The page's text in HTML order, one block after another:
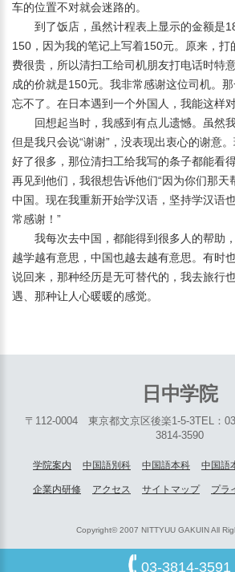
车的位置不对就会迷路的。
到了饭店，虽然计程表上显示的金额是
150，因为我的笔记上写着150元。原来，打
费很贵，所以清扫工给司机朋友打电话时特
成的价就是150元。我非常感谢这位司机。
忘不了。在日本遇到一个外国人，我能这样
回想起当时，我感到有点儿遗憾。虽然我
但是我只会说“谢谢”，没表现出衷心的谢意
好了很多，那位清扫工给我写的条子都能看
再见到他们，我很想告诉他们“因为你们那天
中国。现在我重新开始学汉语，坚持学汉语
常感谢！”
我每次去中国，都能得到很多人的帮助
越学越有意思，中国也越去越有意思。有时
说回来，那种经历是无可替代的，我去旅行
遇、那种让人心暖暖的感觉。
日中学院
〒112-0004 東京都文京区後楽1-5-3TEL：
3814-3590
学院案内 中国語別科 中国語本科 中国語
企業内研修 アクセス サイトマップ プラ
Copyright© 2007 NITTYUU GAKUIN All
03-3814-3591